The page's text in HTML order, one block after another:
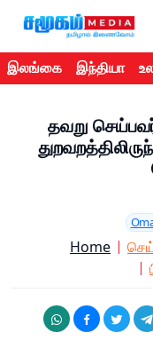
இலங்கை இந்தியா
தவறு
Home